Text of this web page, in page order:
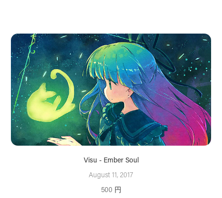
Visu - Ember Soul
August 11, 2017
500 円